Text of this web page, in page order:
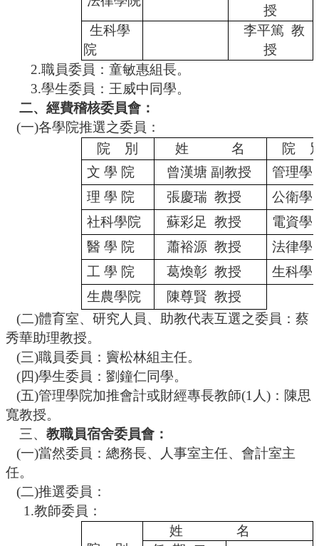
授
生科學
院
李平篤 教
授
2.職員委員：童敏惠組長。
3.學生委員：王威中同學。
二、經費稽核委員會：
(一)各學院推選之委員：
院
別 姓 名 院
文 學 院
曾漢塘 副教授
管理學
理 學 院
張慶瑞 教授
公衛學
社科學院
蘇彩足 教授
電資學
醫 學 院
蕭裕源 教授
法律學
工 學 院
葛煥彰 教授
生科學
生農學院
陳尊賢 教授
(二)體育室、研究人員、助教代表互選之委員：蔡
秀華助理教授。
(三)職員委員：竇松林組主任。
(四)學生委員：劉鐘仁同學。
(五)管理學院加推會計或財經專長教師(1人)：陳思
寬教授。
三、 教職員宿舍委員會：
(一)當然委員：總務長、人事室主任、會計室主
任。
(二)推選委員：
1.教師委員：
姓
名